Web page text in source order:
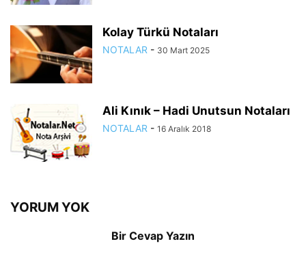
Kolay Türkü Notaları
NOTALAR - 30 Mart 2025
Ali Kınık – Hadi Unutsun Notaları
NOTALAR - 16 Aralık 2018
YORUM YOK
Bir Cevap Yazın